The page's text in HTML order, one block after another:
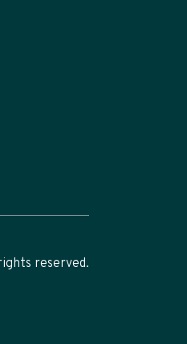
reserved.